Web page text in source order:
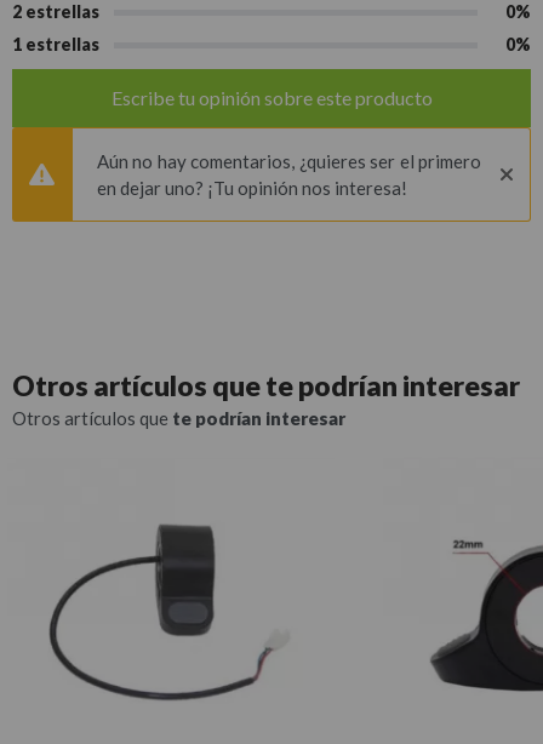
2 estrellas
0%
1 estrellas
0%
Escribe tu opinión sobre este producto
Aún no hay comentarios, ¿quieres ser el primero
en dejar uno? ¡Tu opinión nos interesa!
Otros artículos quete podrían interesar
Otros artículos que te podrían interesar